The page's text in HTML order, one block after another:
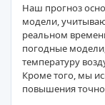
Наш прогноз
модели,
реальном
погодные
температуру
Кроме того, мы
повышения